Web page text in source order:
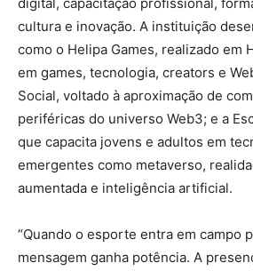
cultura e inovação. A instituição
como o Helipa Games, realizado em
em games, tecnologia, creators e
Social, voltado à aproximação de
periféricas do universo Web3; e a
que capacita jovens e adultos em
emergentes como metaverso,
aumentada e inteligência artificial.
“Quando o esporte entra em campo
mensagem ganha potência. A